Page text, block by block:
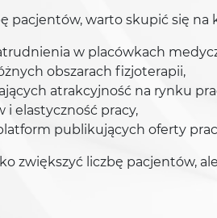
pacjentów, warto skupić się na
w placówkach
obszarach fizjoterapii,
atrakcyjność na rynku
elastyczność pracy,
publikujących oferty
zwiększyć liczbę pacjentów,